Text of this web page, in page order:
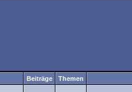
Beiträge Themen